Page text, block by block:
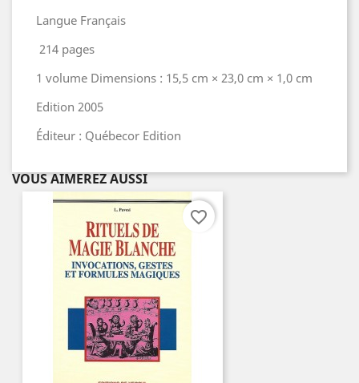
Langue Français
214 pages
1 volume Dimensions : 15,5 cm × 23,0 cm × 1,0 cm
Edition 2005
Éditeur : Québecor Edition
VOUS AIMEREZ AUSSI
favorite_border